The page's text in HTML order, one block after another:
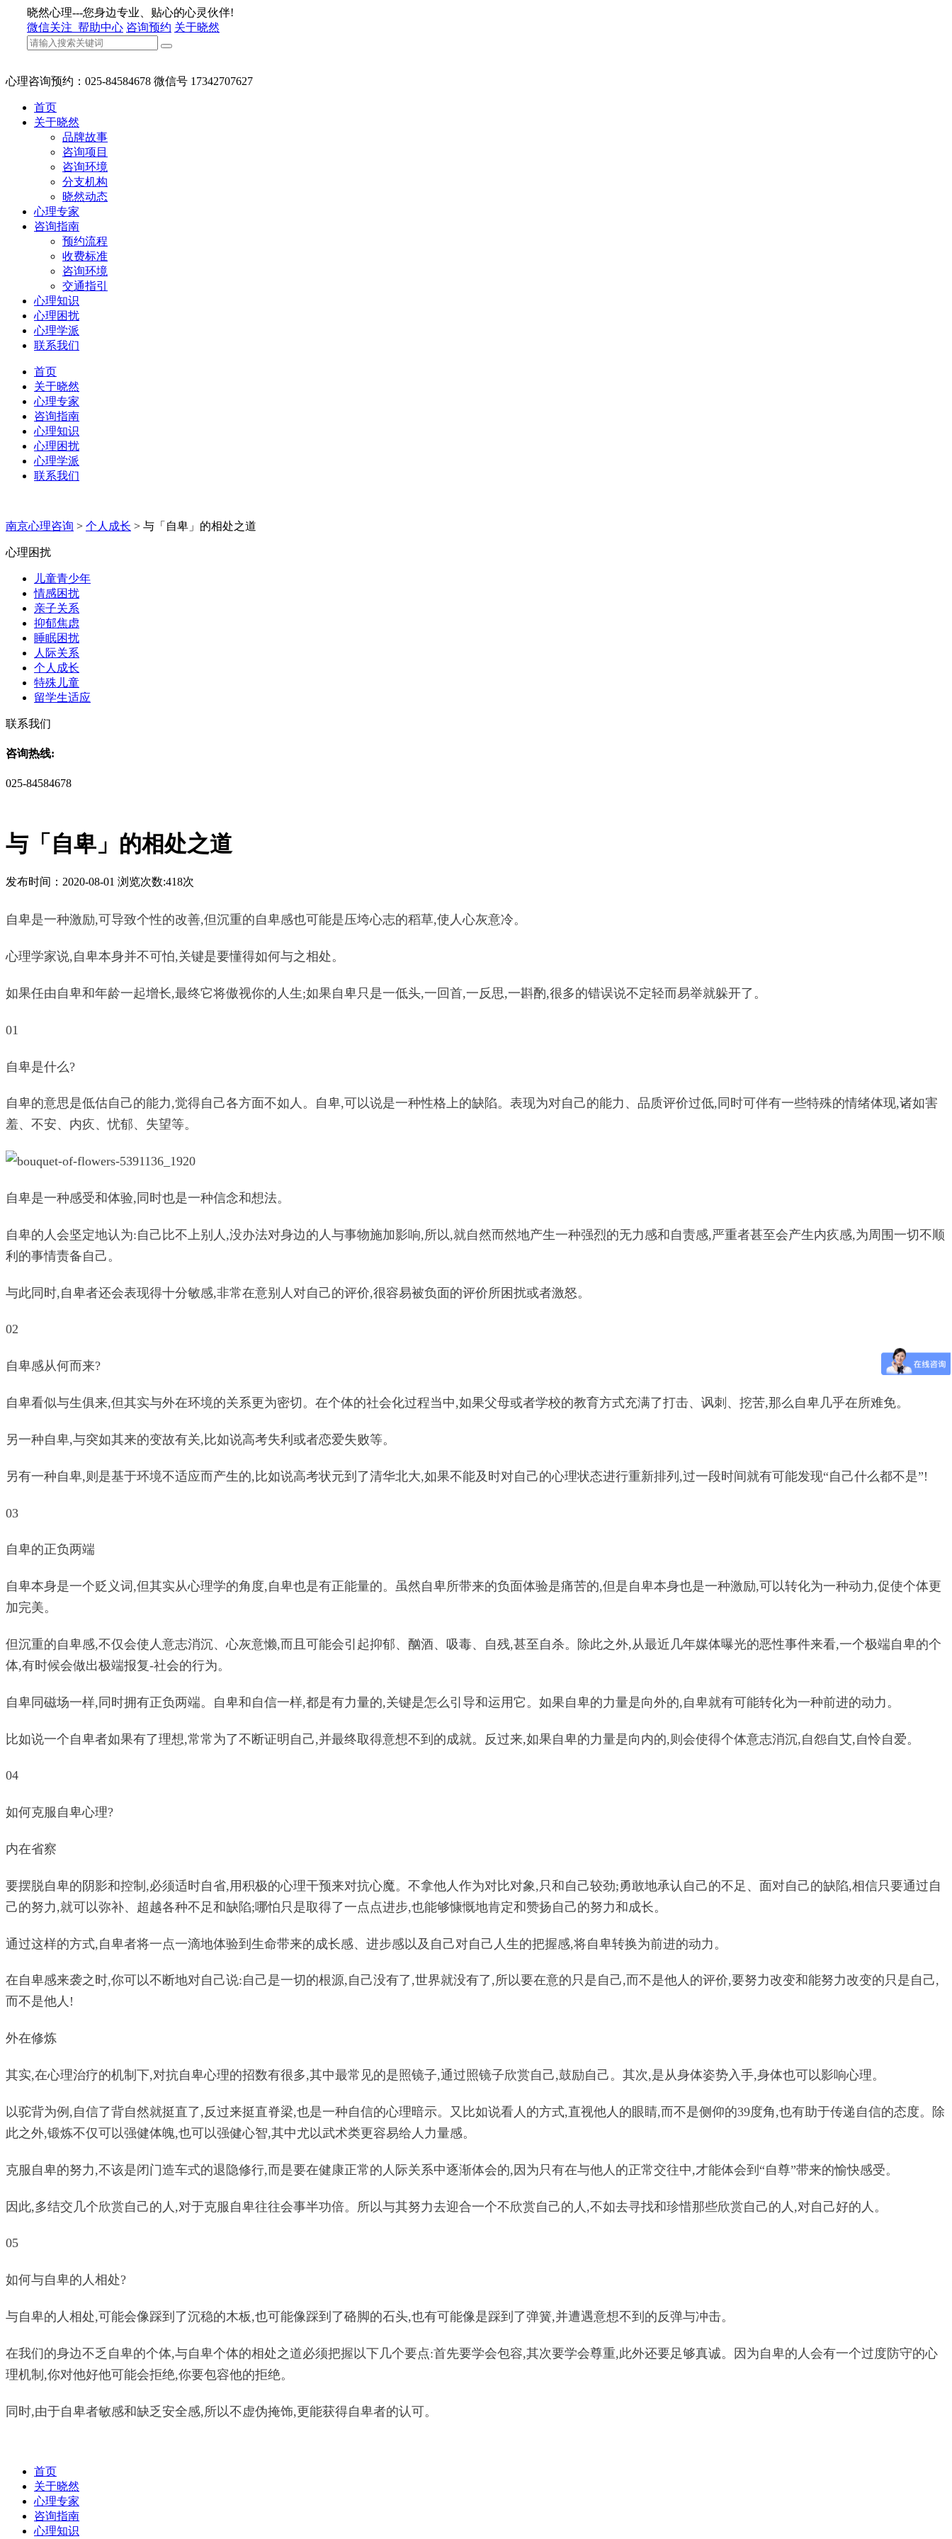
晓然心理---您身边专业、贴心的心灵伙伴!
微信关注 帮助中心 咨询预约 关于晓然
心理咨询预约：025-84584678 微信号 17342707627
首页
关于晓然
品牌故事
咨询项目
咨询环境
分支机构
晓然动态
心理专家
咨询指南
预约流程
收费标准
咨询环境
交通指引
心理知识
心理困扰
心理学派
联系我们
首页
关于晓然
心理专家
咨询指南
心理知识
心理困扰
心理学派
联系我们
南京心理咨询 > 个人成长 > 与「自卑」的相处之道
心理困扰
儿童青少年
情感困扰
亲子关系
抑郁焦虑
睡眠困扰
人际关系
个人成长
特殊儿童
留学生适应
联系我们
咨询热线:
025-84584678
与「自卑」的相处之道
发布时间：2020-08-01 浏览次数:418次
自卑是一种激励,可导致个性的改善,但沉重的自卑感也可能是压垮心志的稻草,使人心灰意冷。
心理学家说,自卑本身并不可怕,关键是要懂得如何与之相处。
如果任由自卑和年龄一起增长,最终它将傲视你的人生;如果自卑只是一低头,一回首,一反思,一斟酌,很多的错误说不定轻而易举就躲开了。
01
自卑是什么?
自卑的意思是低估自己的能力,觉得自己各方面不如人。自卑,可以说是一种性格上的缺陷。表现为对自己的能力、品质评价过低,同时可伴有一些特殊的情绪体现,诸如害
羞、不安、内疚、忧郁、失望等。
自卑是一种感受和体验,同时也是一种信念和想法。
自卑的人会坚定地认为:自己比不上别人,没办法对身边的人与事物施加影响,所以,就自然而然地产生一种强烈的无力感和自责感,严重者甚至会产生内疚感,为周围一切不顺
利的事情责备自己。
与此同时,自卑者还会表现得十分敏感,非常在意别人对自己的评价,很容易被负面的评价所困扰或者激怒。
02
自卑感从何而来?
自卑看似与生俱来,但其实与外在环境的关系更为密切。在个体的社会化过程当中,如果父母或者学校的教育方式充满了打击、讽刺、挖苦,那么自卑几乎在所难免。
另一种自卑,与突如其来的变故有关,比如说高考失利或者恋爱失败等。
另有一种自卑,则是基于环境不适应而产生的,比如说高考状元到了清华北大,如果不能及时对自己的心理状态进行重新排列,过一段时间就有可能发现“自己什么都不是”!
03
自卑的正负两端
自卑本身是一个贬义词,但其实从心理学的角度,自卑也是有正能量的。虽然自卑所带来的负面体验是痛苦的,但是自卑本身也是一种激励,可以转化为一种动力,促使个体更
加完美。
但沉重的自卑感,不仅会使人意志消沉、心灰意懒,而且可能会引起抑郁、酗酒、吸毒、自残,甚至自杀。除此之外,从最近几年媒体曝光的恶性事件来看,一个极端自卑的个
体,有时候会做出极端报复-社会的行为。
自卑同磁场一样,同时拥有正负两端。自卑和自信一样,都是有力量的,关键是怎么引导和运用它。如果自卑的力量是向外的,自卑就有可能转化为一种前进的动力。
比如说一个自卑者如果有了理想,常常为了不断证明自己,并最终取得意想不到的成就。反过来,如果自卑的力量是向内的,则会使得个体意志消沉,自怨自艾,自怜自爱。
04
如何克服自卑心理?
内在省察
要摆脱自卑的阴影和控制,必须适时自省,用积极的心理干预来对抗心魔。不拿他人作为对比对象,只和自己较劲;勇敢地承认自己的不足、面对自己的缺陷,相信只要通过自
己的努力,就可以弥补、超越各种不足和缺陷;哪怕只是取得了一点点进步,也能够慷慨地肯定和赞扬自己的努力和成长。
通过这样的方式,自卑者将一点一滴地体验到生命带来的成长感、进步感以及自己对自己人生的把握感,将自卑转换为前进的动力。
在自卑感来袭之时,你可以不断地对自己说:自己是一切的根源,自己没有了,世界就没有了,所以要在意的只是自己,而不是他人的评价,要努力改变和能努力改变的只是自己,
而不是他人!
外在修炼
其实,在心理治疗的机制下,对抗自卑心理的招数有很多,其中最常见的是照镜子,通过照镜子欣赏自己,鼓励自己。其次,是从身体姿势入手,身体也可以影响心理。
以驼背为例,自信了背自然就挺直了,反过来挺直脊梁,也是一种自信的心理暗示。又比如说看人的方式,直视他人的眼睛,而不是侧仰的39度角,也有助于传递自信的态度。除
此之外,锻炼不仅可以强健体魄,也可以强健心智,其中尤以武术类更容易给人力量感。
克服自卑的努力,不该是闭门造车式的退隐修行,而是要在健康正常的人际关系中逐渐体会的,因为只有在与他人的正常交往中,才能体会到“自尊”带来的愉快感受。
因此,多结交几个欣赏自己的人,对于克服自卑往往会事半功倍。所以与其努力去迎合一个不欣赏自己的人,不如去寻找和珍惜那些欣赏自己的人,对自己好的人。
05
如何与自卑的人相处?
与自卑的人相处,可能会像踩到了沉稳的木板,也可能像踩到了硌脚的石头,也有可能像是踩到了弹簧,并遭遇意想不到的反弹与冲击。
在我们的身边不乏自卑的个体,与自卑个体的相处之道必须把握以下几个要点:首先要学会包容,其次要学会尊重,此外还要足够真诚。因为自卑的人会有一个过度防守的心
理机制,你对他好他可能会拒绝,你要包容他的拒绝。
同时,由于自卑者敏感和缺乏安全感,所以不虚伪掩饰,更能获得自卑者的认可。
首页
关于晓然
心理专家
咨询指南
心理知识